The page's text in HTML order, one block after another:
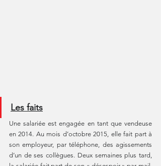
Les faits
Une salariée est engagée en tant que vendeuse
en 2014. Au mois d’octobre 2015, elle fait part à
son employeur, par téléphone, des agissements
d’un de ses collègues. Deux semaines plus tard,